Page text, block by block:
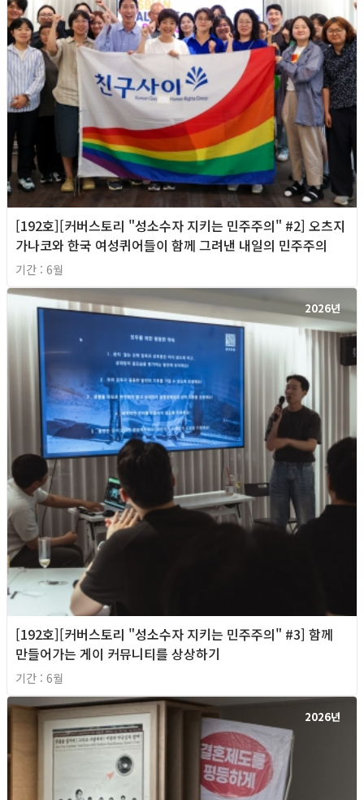
[192호][커버스토리 "성소수자 지키는 민주주의" #2] 오츠지
가나코와 한국 여성퀴어들이 함께 그려낸 내일의 민주주의
기간 : 6월
2026년
[192호][커버스토리 "성소수자 지키는 민주주의" #3] 함께
만들어가는 게이 커뮤니티를 상상하기
기간 : 6월
2026년